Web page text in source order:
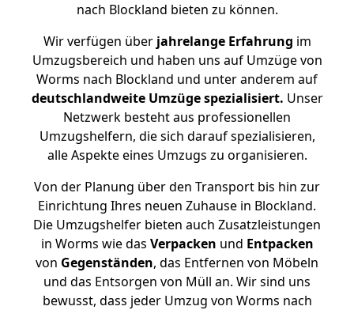
nach Blockland bieten zu können.
Wir verfügen überjahrelange Erfahrung im
Umzugsbereich und haben uns auf Umzüge von
Worms nach Blockland und unter anderem auf
deutschlandweite Umzüge spezialisiert. Unser
Netzwerk besteht aus professionellen
Umzugshelfern, die sich darauf spezialisieren,
alle Aspekte eines Umzugs zu organisieren.
Von der Planung über den Transport bis hin zur
Einrichtung Ihres neuen Zuhause in Blockland.
Die Umzugshelfer bieten auch Zusatzleistungen
in Worms wie das Verpacken und Entpacken
von Gegenständen, das Entfernen von Möbeln
und das Entsorgen von Müll an. Wir sind uns
bewusst, dass jeder Umzug von Worms nach